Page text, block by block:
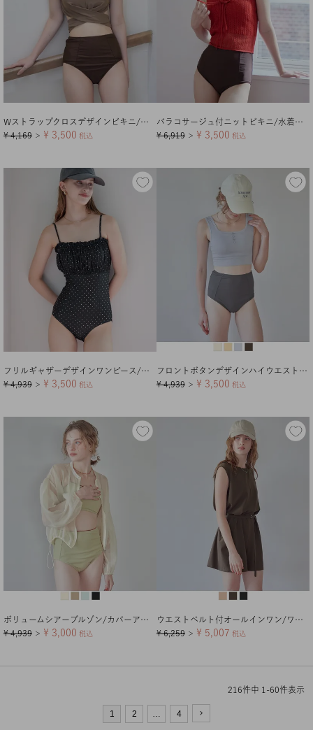
Wストラップクロスデザインビキニ/水着
¥ 4,169 ＞ ¥ 3,500 税込
バラコサージュ付ニットビキニ/水着【メール便可／100】
¥ 6,919 ＞ ¥ 3,500 税込
フリルギャザーデザインワンピース/水着
¥ 4,939 ＞ ¥ 3,500 税込
フロントボタンデザインハイウエストビキニ/水着【メール便可／100】
¥ 4,939 ＞ ¥ 3,500 税込
ボリュームシアーブルゾン/カバーアップ【メール便可／100】
¥ 4,939 ＞ ¥ 3,000 税込
ウエストベルト付オールインワン/ワンピース水着
¥ 6,259 ＞ ¥ 5,007 税込
216件中 1 -60件表示
1 2 … 4